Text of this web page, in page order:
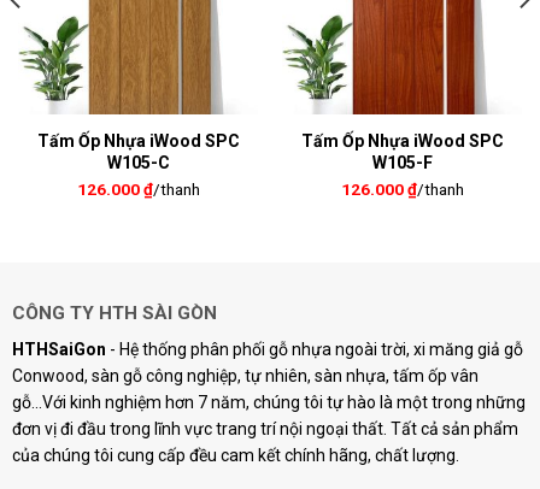
Tấm Ốp Nhựa iWood SPC
W105-C
126.000₫/thanh
Tấm Ốp Nhựa iWood SPC
W105-F
126.000₫/thanh
CÔNG TY HTH SÀI GÒN
HTHSaiGon - Hệ thống phân phối gỗ nhựa ngoài trời, xi măng giả gỗ
Conwood, sàn gỗ công nghiệp, tự nhiên, sàn nhựa, tấm ốp vân
gỗ...Với kinh nghiệm hơn 7 năm, chúng tôi tự hào là một trong những
đơn vị đi đầu trong lĩnh vực trang trí nội ngoại thất. Tất cả sản phẩm
của chúng tôi cung cấp đều cam kết chính hãng, chất lượng.